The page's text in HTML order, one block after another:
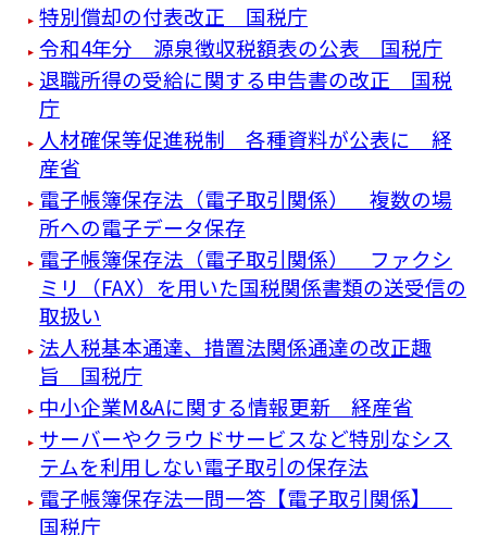
特別償却の付表改正 国税庁
令和4年分 源泉徴収税額表の公表 国税庁
退職所得の受給に関する申告書の改正 国税
庁
人材確保等促進税制 各種資料が公表に 経
産省
電子帳簿保存法（電子取引関係） 複数の場
所への電子データ保存
電子帳簿保存法（電子取引関係） ファクシ
ミリ（FAX）を用いた国税関係書類の送受信の
取扱い
法人税基本通達、措置法関係通達の改正趣
旨 国税庁
中小企業M&Aに関する情報更新 経産省
サーバーやクラウドサービスなど特別なシス
テムを利用しない電子取引の保存法
電子帳簿保存法一問一答【電子取引関係】
国税庁